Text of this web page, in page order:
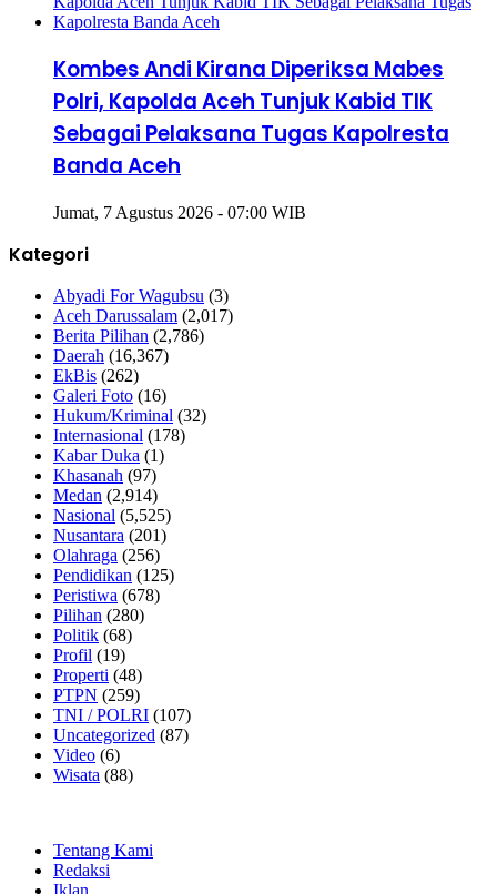
Kombes Andi Kirana Diperiksa Mabes
Polri, Kapolda Aceh Tunjuk Kabid TIK
Sebagai Pelaksana Tugas Kapolresta
Banda Aceh
Jumat, 7 Agustus 2026 - 07:00 WIB
Kategori
Abyadi For Wagubsu (3)
Aceh Darussalam (2,017)
Berita Pilihan (2,786)
Daerah (16,367)
EkBis (262)
Galeri Foto (16)
Hukum/Kriminal (32)
Internasional (178)
Kabar Duka (1)
Khasanah (97)
Medan (2,914)
Nasional (5,525)
Nusantara (201)
Olahraga (256)
Pendidikan (125)
Peristiwa (678)
Pilihan (280)
Politik (68)
Profil (19)
Properti (48)
PTPN (259)
TNI / POLRI (107)
Uncategorized (87)
Video (6)
Wisata (88)
Tentang Kami
Redaksi
Iklan